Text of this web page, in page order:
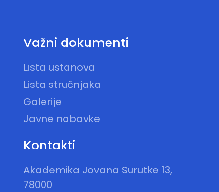
Važni dokumenti
Lista ustanova
Lista stručnjaka
Galerije
Javne nabavke
Kontakti
Akademika Jovana Surutke 13,
78000